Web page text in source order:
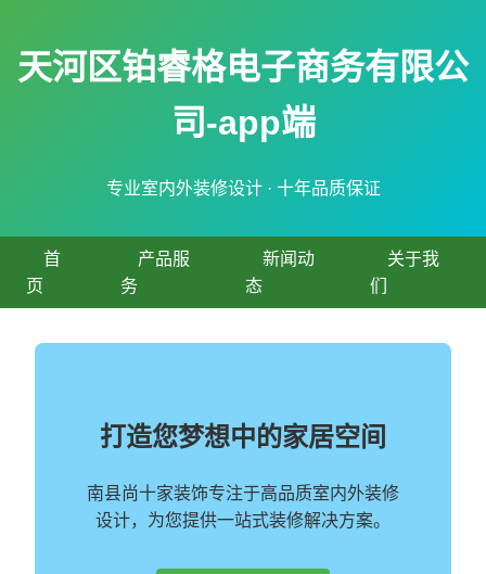
天河区铂睿格电子商务有限公
司-app端
专业室内外装修设计 · 十年品质保证
首
页
产品服
务
新闻动
态
关于我
们
打造您梦想中的家居空间
南县尚十家装饰专注于高品质室内外装修
设计，为您提供一站式装修解决方案。